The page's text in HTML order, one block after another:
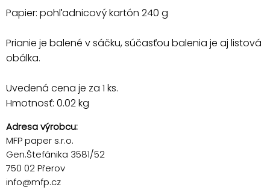
Papier: pohľadnicový kartón 240 g
Prianie je balené v sáčku, súčasťou balenia je aj listová
obálka.
Uvedená cena je za 1 ks.
Hmotnosť: 0.02 kg
Adresa výrobcu:
MFP paper s.r.o.
Gen.Štefánika 3581/52
750 02 Přerov
info@mfp.cz